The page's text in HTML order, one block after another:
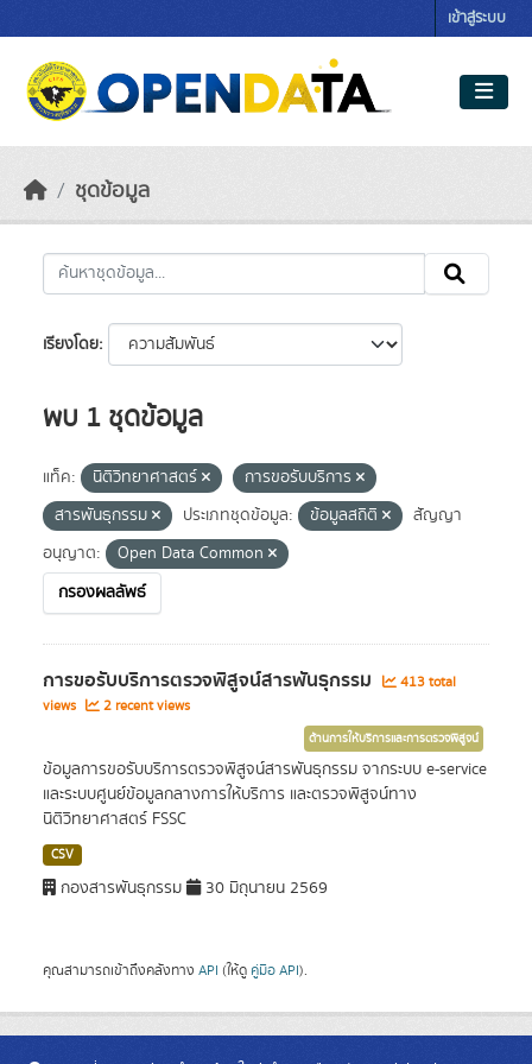
เข้าสู่ระบบ
ชุดข้อมูล
เรียงโดย
พบ 1 ชุดข้อมูล
แท็ค: นิติวิทยาศาสตร์
การขอรับบริการ
สารพันธุกรรม
ประเภทชุดข้อมูล: ข้อมูลสถิติ
สัญญา
อนุญาต:
Open Data Common
กรองผลลัพธ์
การขอรับบริการตรวจพิสูจน์สารพันธุกรรม
413 total
views
2 recent views
ด้านการให้บริการและการตรวจพิสูจน์
ข้อมูลการขอรับบริการตรวจพิสูจน์สารพันธุกรรม จากระบบ e-service
และระบบศูนย์ข้อมูลกลางการให้บริการ และตรวจพิสูจน์ทาง
นิติวิทยาศาสตร์ FSSC
CSV
กองสารพันธุกรรม 30 มิถุนายน 2569
คุณสามารถเข้าถึงคลังทาง API (ให้ดู คู่มือ API).